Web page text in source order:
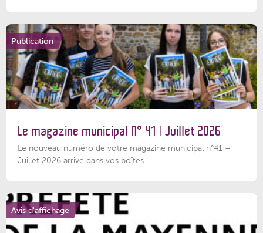
Publication
Le magazine municipal N° 41 | Juillet 2026
Le nouveau numéro de votre magazine municipal n°41 –
Juillet 2026 arrive dans vos boîtes...
Avis d'affichage